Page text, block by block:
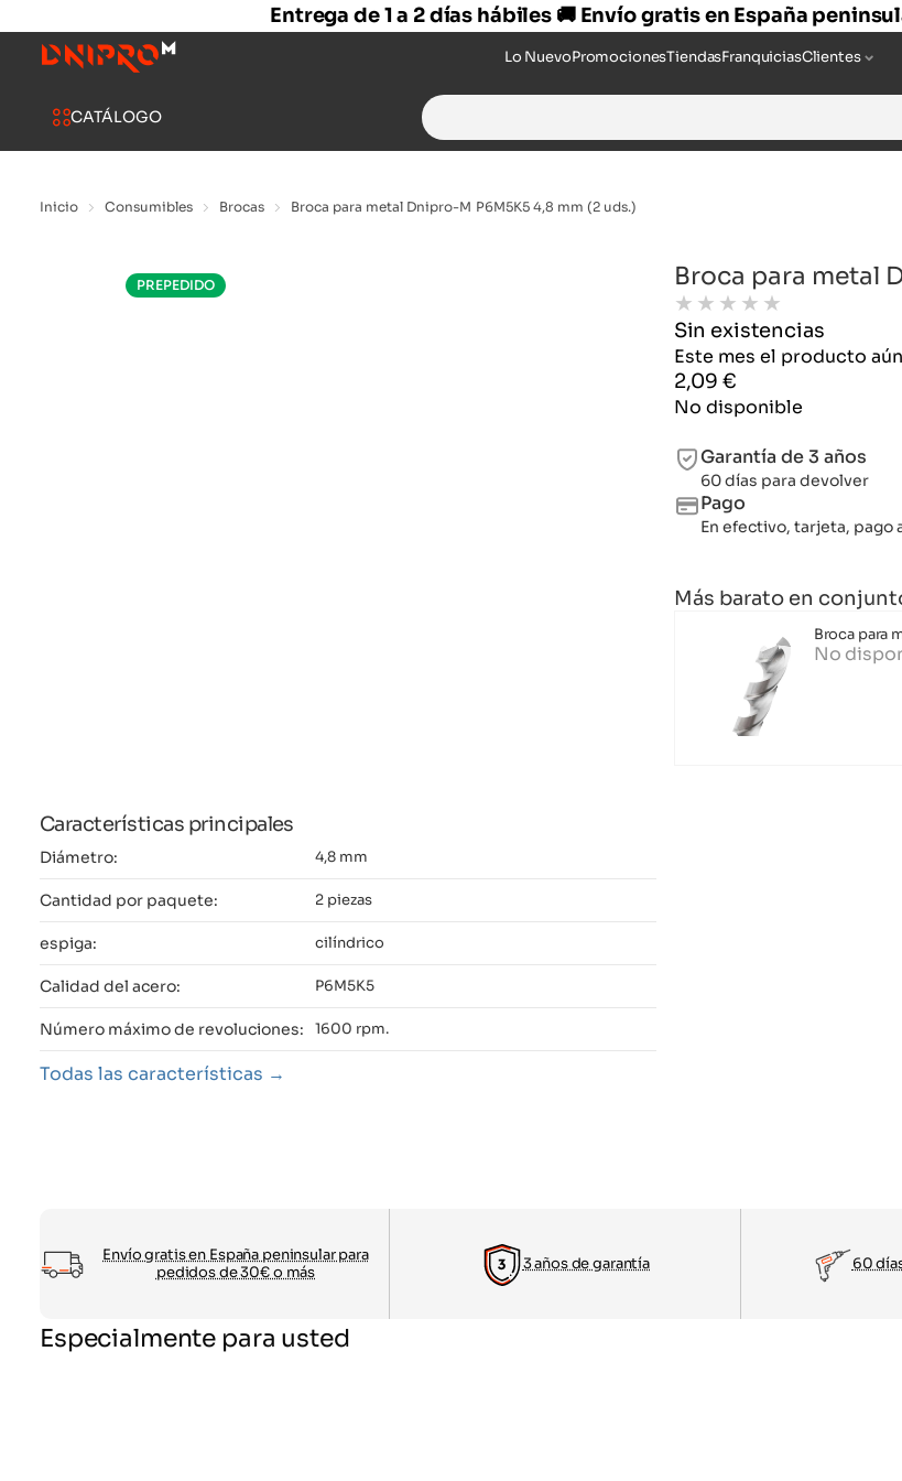
Entrega de 1 a 2 días hábiles 🚚 Envío gratis en España
Lo NuevoPromocionesTiendasFranquiciasClientes
CATÁLOGO
Search
for:
Inicio Consumibles Brocas Broca para metal Dnipro-M P6M5K5 4,8 mm (2 uds.)
PREPEDIDO
Características principales
Diámetro: 4,8 mm
Cantidad por paquete: 2 piezas
espiga: cilíndrico
Calidad del acero: P6M5K5
Número máximo de revoluciones: 1600 rpm.
Todas las características
Broca para metal
★ ★ ★ ★ ★
Sin existencias
Este mes el producto
2,09 €
No disponible
Garantía de 3 años
60 días para devolver
Pago
En efectivo, tarjeta, pago
Más barato en
Broca para
No
Envío gratis en España peninsular para
pedidos de 30€ o más
3 años de garantía 60
Especialmente para usted